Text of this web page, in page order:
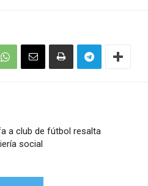
a club de fútbol resalta
social